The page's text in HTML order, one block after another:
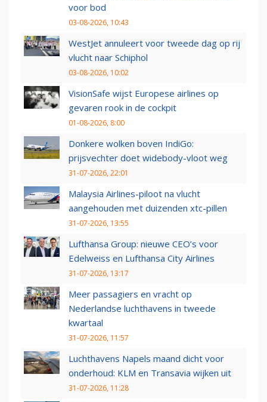
voor bod
03-08-2026, 10:43
WestJet annuleert voor tweede dag op rij
vlucht naar Schiphol
03-08-2026, 10:02
VisionSafe wijst Europese airlines op
gevaren rook in de cockpit
01-08-2026, 8:00
Donkere wolken boven IndiGo:
prijsvechter doet widebody-vloot weg
31-07-2026, 22:01
Malaysia Airlines-piloot na vlucht
aangehouden met duizenden xtc-pillen
31-07-2026, 13:55
Lufthansa Group: nieuwe CEO’s voor
Edelweiss en Lufthansa City Airlines
31-07-2026, 13:17
Meer passagiers en vracht op
Nederlandse luchthavens in tweede
kwartaal
31-07-2026, 11:57
Luchthavens Napels maand dicht voor
onderhoud: KLM en Transavia wijken uit
31-07-2026, 11:28